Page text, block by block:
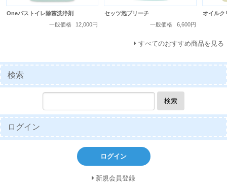
Oneバストイレ除菌洗浄剤
一般価格
12,000円
セッツ泡ブリーチ
一般価格
6,600円
オイルク
すべてのおすすめ商品を見る
検索
検索
ログイン
ログイン
新規会員登録